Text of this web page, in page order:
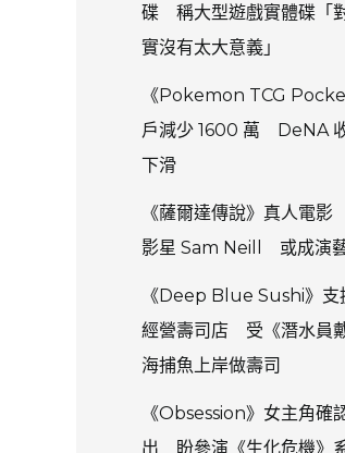
碟 稱大型遊戲實體碟「
實沒有太大意義」
《Pokemon TCG
戶減少 1600 萬 DeNA
下滑
《薩爾達傳說》真人電
影星 Sam Neill 或成演
《Deep Blue Sushi》支
經營壽司店 受《潛水員
海捕魚上岸做壽司
《Obsession》女主角確
出 盼參演《生化危機》